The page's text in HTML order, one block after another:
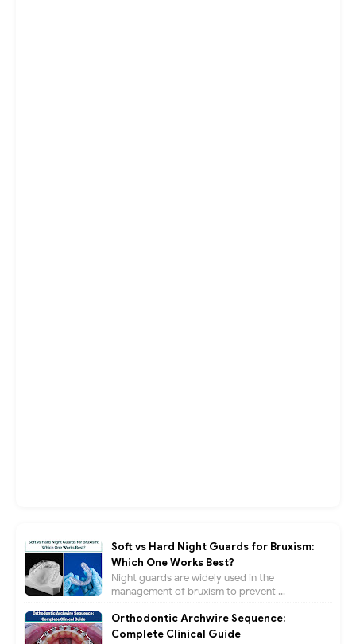
Soft vs Hard Night Guards for Bruxism:
Which One Works Best?
Night guards are widely used in the
management of bruxism to prevent ...
Orthodontic Archwire Sequence:
Complete Clinical Guide